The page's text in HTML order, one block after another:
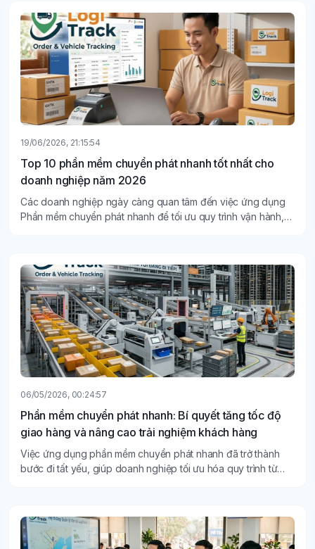
19/06/2026, 21:15:54
Top 10 phần mềm chuyển phát nhanh tốt nhất cho
doanh nghiệp năm 2026
Các doanh nghiệp ngày càng quan tâm đến việc ứng dụng
Phần mềm chuyển phát nhanh để tối ưu quy trình vận hành,
06/05/2026, 00:24:57
Phần mềm chuyển phát nhanh: Bí quyết tăng tốc độ
giao hàng và nâng cao trải nghiệm khách hàng
Việc ứng dụng phần mềm chuyển phát nhanh đã trở thành
bước đi tất yếu, giúp doanh nghiệp tối ưu hóa quy trình từ